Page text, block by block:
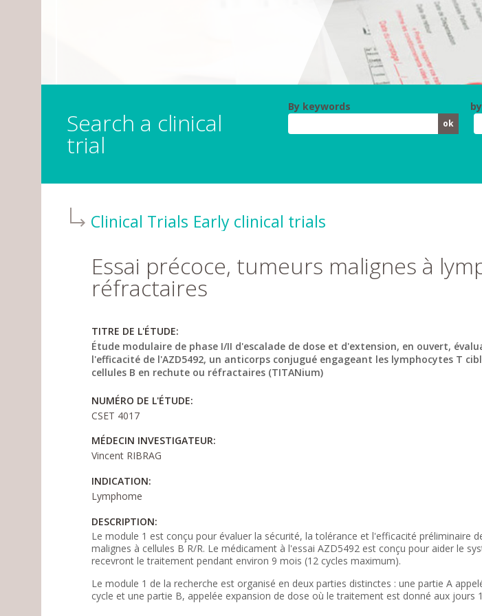
Search a clinical
trial
By keywords
Clinical Trials Early clinical trials
Essai précoce, tumeurs malignes à
réfractaires
TITRE DE L'ÉTUDE:
Étude modulaire de phase I/II d'escalade de dose et d'extension, en ouvert,
l'efficacité de l'AZD5492, un anticorps conjugué engageant les lymphocytes T
cellules B en rechute ou réfractaires (TITANium)
NUMÉRO DE L'ÉTUDE:
CSET 4017
MÉDECIN INVESTIGATEUR:
Vincent RIBRAG
INDICATION:
Lymphome
DESCRIPTION:
Le module 1 est conçu pour évaluer la sécurité, la tolérance et l'efficacité préliminaire
malignes à cellules B R/R. Le médicament à l'essai AZD5492 est conçu pour aider le
recevront le traitement pendant environ 9 mois (12 cycles maximum).
Le module 1 de la recherche est organisé en deux parties distinctes : une partie A
cycle et une partie B, appelée expansion de dose où le traitement est donné aux jours